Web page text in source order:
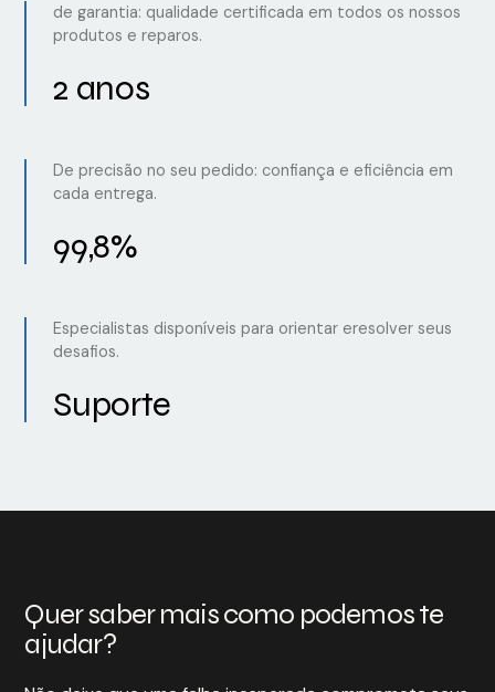
de garantia: qualidade certificada em todos os nossos
produtos e reparos.
2 anos
De precisão no seu pedido: confiança e eficiência em
cada entrega.
99,8%
Especialistas disponíveis para orientar eresolver seus
desafios.
Suporte
Quer saber mais como podemos te
ajudar?